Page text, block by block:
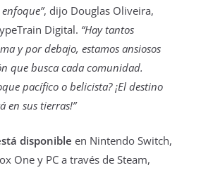
, dijo Douglas Oliveira,
Digital. “Hay tantos
y por debajo, estamos ansiosos
que busca cada comunidad.
pacífico o belicista? ¡El destino
en sus tierras!”
disponible en Nintendo Switch,
One y PC a través de Steam,